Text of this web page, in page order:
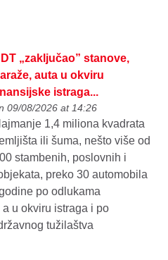
„zaključao” stanove,
auta u okviru
istraga...
09/08/2026 at 14:26
1,4 miliona kvadrata
ili šuma, nešto više od
stambenih, poslovnih i
preko 30 automobila
po odlukama
u okviru istraga i po
tužilaštva